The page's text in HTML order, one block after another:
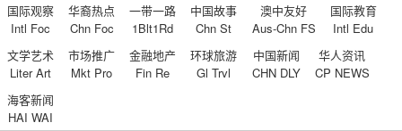
国际观察
Intl Foc
华裔热点
Chn Foc
一带一路
1Blt1Rd
中国故事
Chn St
澳中友好
Aus-Chn FS
国际教育
Intl Edu
文学艺术
Liter Art
市场推广
Mkt Pro
金融地产
Fin Re
环球旅游
Gl Trvl
中国新闻
CHN DLY
华人资讯
CP NEWS
海客新闻
HAI WAI